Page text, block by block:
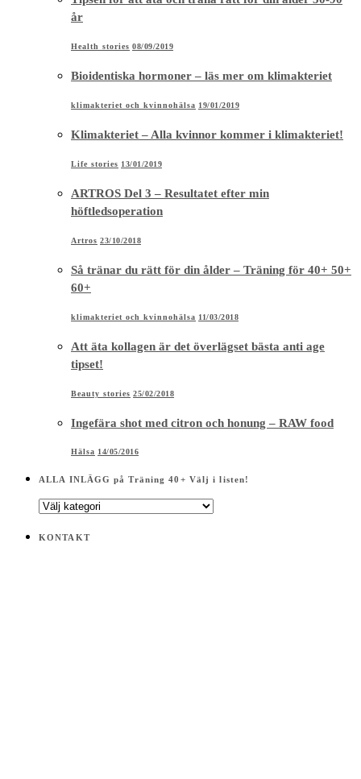
år
Health stories 08/09/2019
Bioidentiska hormoner – läs mer om klimakteriet
klimakteriet och kvinnohälsa 19/01/2019
Klimakteriet – Alla kvinnor kommer i klimakteriet!
Life stories 13/01/2019
ARTROS Del 3 – Resultatet efter min
höftledsoperation
Artros 23/10/2018
Så tränar du rätt för din ålder – Träning för 40+ 50+
60+
klimakteriet och kvinnohälsa 11/03/2018
Att äta kollagen är det överlägset bästa anti age
tipset!
Beauty stories 25/02/2018
Ingefära shot med citron och honung – RAW food
Hälsa 14/05/2016
ALLA INLÄGG på Träning 40+ Välj i listen!
ALLA
på
KONTAKT